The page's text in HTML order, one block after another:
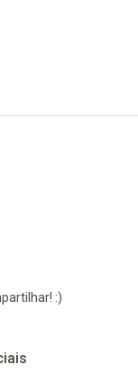
:)